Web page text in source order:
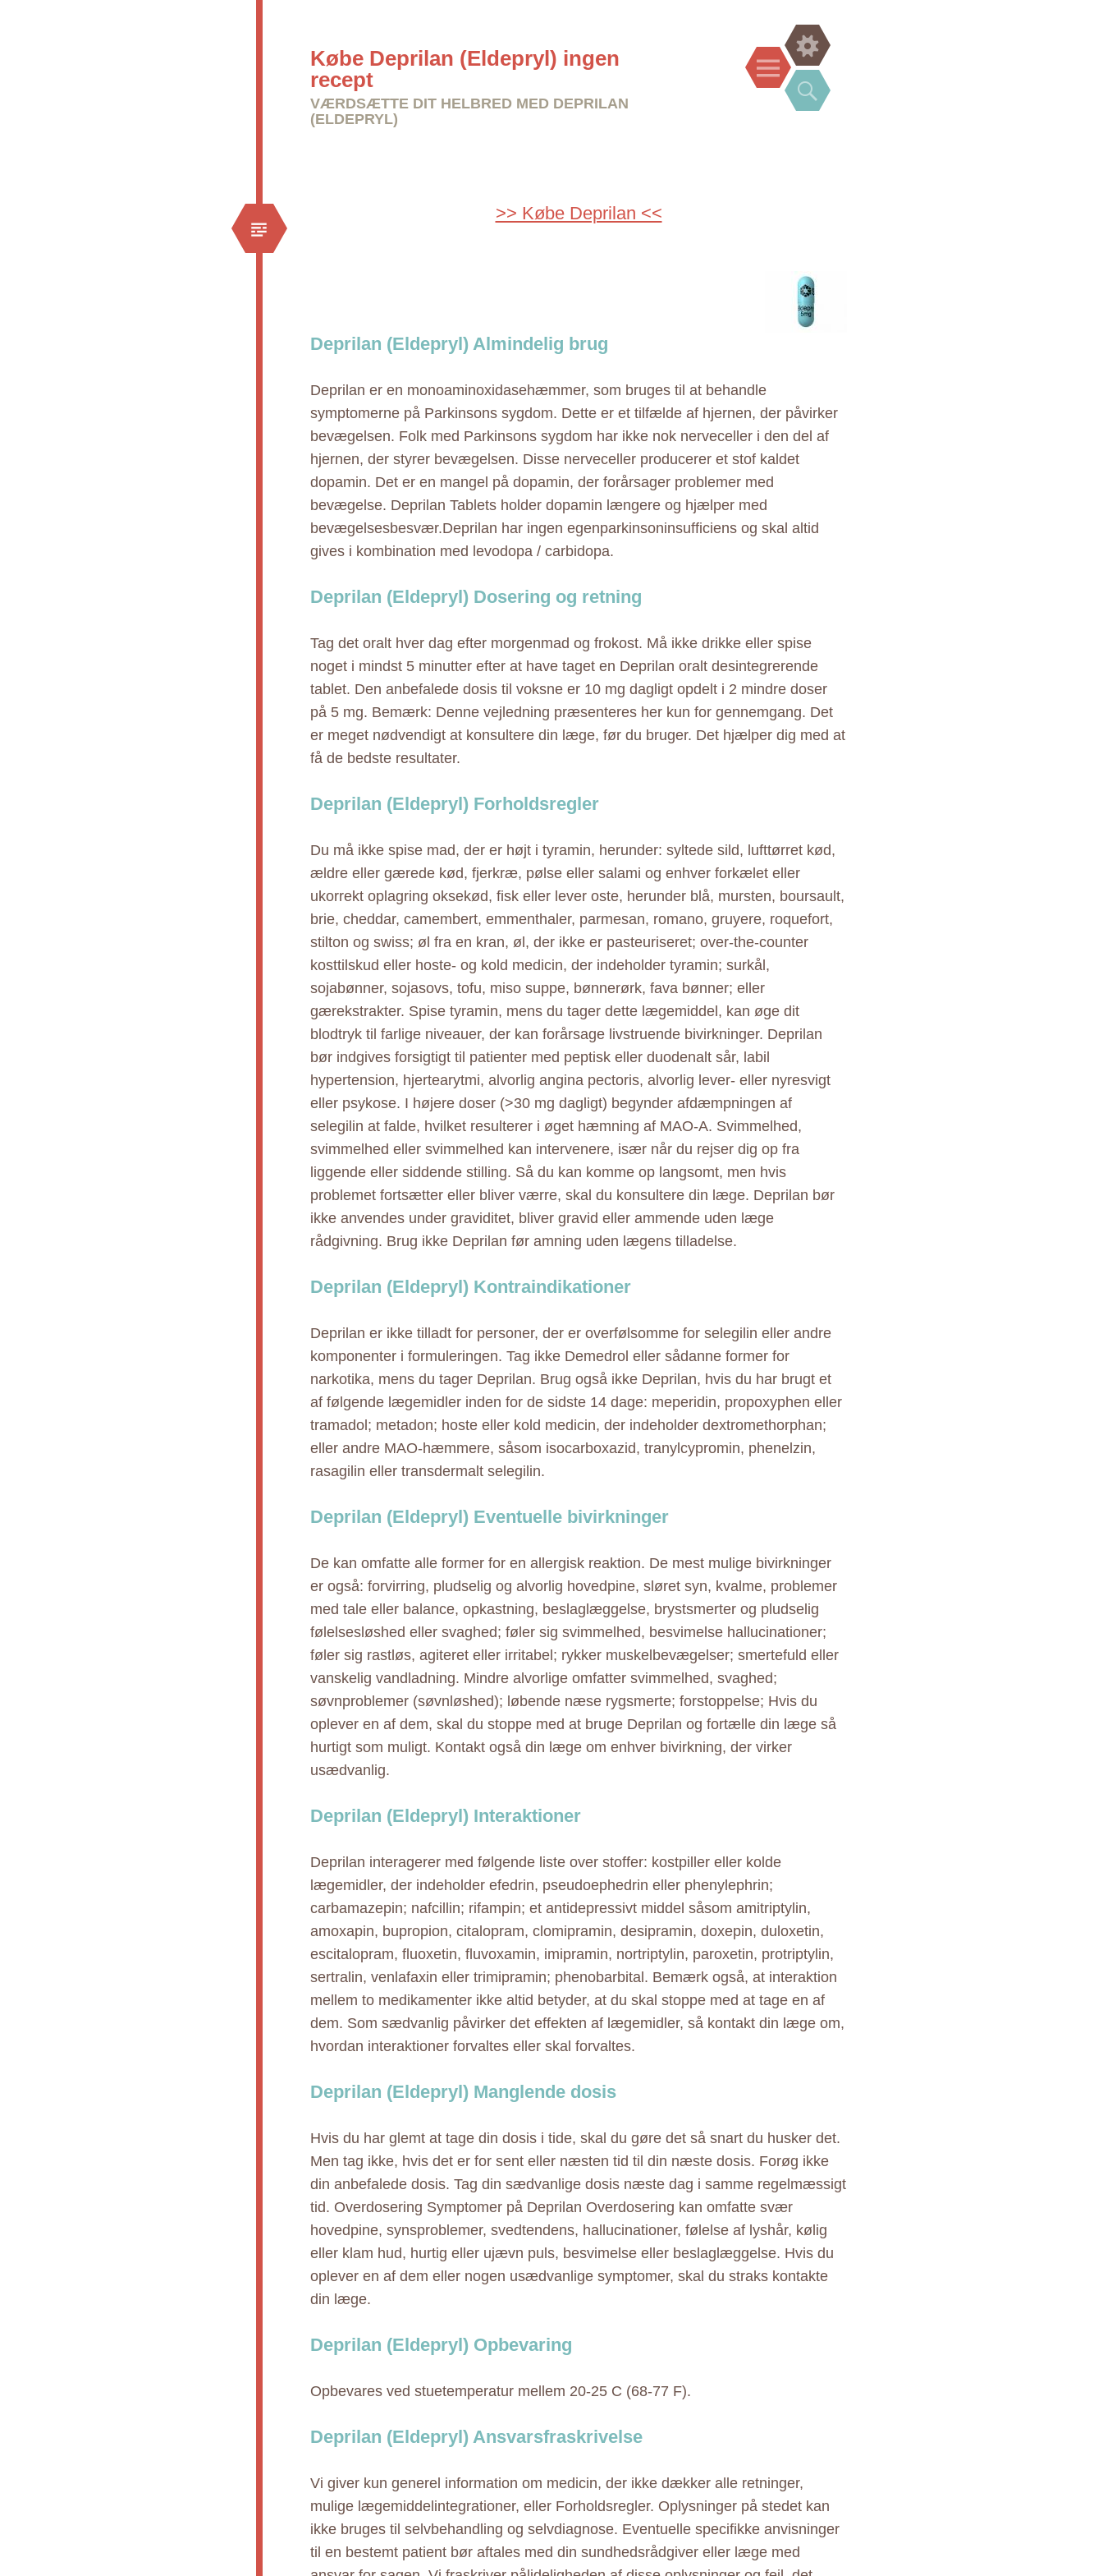
Købe Deprilan (Eldepryl) ingen
recept
VÆRDSÆTTE DIT HELBRED MED DEPRILAN
(ELDEPRYL)
Menu
Widgets
Search
>> Købe Deprilan <<
Deprilan (Eldepryl) Almindelig brug
Deprilan er en monoaminoxidasehæmmer, som bruges til at behandle
symptomerne på Parkinsons sygdom. Dette er et tilfælde af hjernen, der påvirker
bevægelsen. Folk med Parkinsons sygdom har ikke nok nerveceller i den del af
hjernen, der styrer bevægelsen. Disse nerveceller producerer et stof kaldet
dopamin. Det er en mangel på dopamin, der forårsager problemer med
bevægelse. Deprilan Tablets holder dopamin længere og hjælper med
bevægelsesbesvær.Deprilan har ingen egenparkinsoninsufficiens og skal altid
gives i kombination med levodopa / carbidopa.
Deprilan (Eldepryl) Dosering og retning
Tag det oralt hver dag efter morgenmad og frokost. Må ikke drikke eller spise
noget i mindst 5 minutter efter at have taget en Deprilan oralt desintegrerende
tablet. Den anbefalede dosis til voksne er 10 mg dagligt opdelt i 2 mindre doser
på 5 mg. Bemærk: Denne vejledning præsenteres her kun for gennemgang. Det
er meget nødvendigt at konsultere din læge, før du bruger. Det hjælper dig med at
få de bedste resultater.
Deprilan (Eldepryl) Forholdsregler
Du må ikke spise mad, der er højt i tyramin, herunder: syltede sild, lufttørret kød,
ældre eller gærede kød, fjerkræ, pølse eller salami og enhver forkælet eller
ukorrekt oplagring oksekød, fisk eller lever oste, herunder blå, mursten, boursault,
brie, cheddar, camembert, emmenthaler, parmesan, romano, gruyere, roquefort,
stilton og swiss; øl fra en kran, øl, der ikke er pasteuriseret; over-the-counter
kosttilskud eller hoste- og kold medicin, der indeholder tyramin; surkål,
sojabønner, sojasovs, tofu, miso suppe, bønnerørk, fava bønner; eller
gærekstrakter. Spise tyramin, mens du tager dette lægemiddel, kan øge dit
blodtryk til farlige niveauer, der kan forårsage livstruende bivirkninger. Deprilan
bør indgives forsigtigt til patienter med peptisk eller duodenalt sår, labil
hypertension, hjertearytmi, alvorlig angina pectoris, alvorlig lever- eller nyresvigt
eller psykose. I højere doser (>30 mg dagligt) begynder afdæmpningen af
selegilin at falde, hvilket resulterer i øget hæmning af MAO-A. Svimmelhed,
svimmelhed eller svimmelhed kan intervenere, især når du rejser dig op fra
liggende eller siddende stilling. Så du kan komme op langsomt, men hvis
problemet fortsætter eller bliver værre, skal du konsultere din læge. Deprilan bør
ikke anvendes under graviditet, bliver gravid eller ammende uden læge
rådgivning. Brug ikke Deprilan før amning uden lægens tilladelse.
Deprilan (Eldepryl) Kontraindikationer
Deprilan er ikke tilladt for personer, der er overfølsomme for selegilin eller andre
komponenter i formuleringen. Tag ikke Demedrol eller sådanne former for
narkotika, mens du tager Deprilan. Brug også ikke Deprilan, hvis du har brugt et
af følgende lægemidler inden for de sidste 14 dage: meperidin, propoxyphen eller
tramadol; metadon; hoste eller kold medicin, der indeholder dextromethorphan;
eller andre MAO-hæmmere, såsom isocarboxazid, tranylcypromin, phenelzin,
rasagilin eller transdermalt selegilin.
Deprilan (Eldepryl) Eventuelle bivirkninger
De kan omfatte alle former for en allergisk reaktion. De mest mulige bivirkninger
er også: forvirring, pludselig og alvorlig hovedpine, sløret syn, kvalme, problemer
med tale eller balance, opkastning, beslaglæggelse, brystsmerter og pludselig
følelsesløshed eller svaghed; føler sig svimmelhed, besvimelse hallucinationer;
føler sig rastløs, agiteret eller irritabel; rykker muskelbevægelser; smertefuld eller
vanskelig vandladning. Mindre alvorlige omfatter svimmelhed, svaghed;
søvnproblemer (søvnløshed); løbende næse rygsmerte; forstoppelse; Hvis du
oplever en af dem, skal du stoppe med at bruge Deprilan og fortælle din læge så
hurtigt som muligt. Kontakt også din læge om enhver bivirkning, der virker
usædvanlig.
Deprilan (Eldepryl) Interaktioner
Deprilan interagerer med følgende liste over stoffer: kostpiller eller kolde
lægemidler, der indeholder efedrin, pseudoephedrin eller phenylephrin;
carbamazepin; nafcillin; rifampin; et antidepressivt middel såsom amitriptylin,
amoxapin, bupropion, citalopram, clomipramin, desipramin, doxepin, duloxetin,
escitalopram, fluoxetin, fluvoxamin, imipramin, nortriptylin, paroxetin, protriptylin,
sertralin, venlafaxin eller trimipramin; phenobarbital. Bemærk også, at interaktion
mellem to medikamenter ikke altid betyder, at du skal stoppe med at tage en af
dem. Som sædvanlig påvirker det effekten af lægemidler, så kontakt din læge om,
hvordan interaktioner forvaltes eller skal forvaltes.
Deprilan (Eldepryl) Manglende dosis
Hvis du har glemt at tage din dosis i tide, skal du gøre det så snart du husker det.
Men tag ikke, hvis det er for sent eller næsten tid til din næste dosis. Forøg ikke
din anbefalede dosis. Tag din sædvanlige dosis næste dag i samme regelmæssigt
tid. Overdosering Symptomer på Deprilan Overdosering kan omfatte svær
hovedpine, synsproblemer, svedtendens, hallucinationer, følelse af lyshår, kølig
eller klam hud, hurtig eller ujævn puls, besvimelse eller beslaglæggelse. Hvis du
oplever en af dem eller nogen usædvanlige symptomer, skal du straks kontakte
din læge.
Deprilan (Eldepryl) Opbevaring
Opbevares ved stuetemperatur mellem 20-25 C (68-77 F).
Deprilan (Eldepryl) Ansvarsfraskrivelse
Vi giver kun generel information om medicin, der ikke dækker alle retninger,
mulige lægemiddelintegrationer, eller Forholdsregler. Oplysninger på stedet kan
ikke bruges til selvbehandling og selvdiagnose. Eventuelle specifikke anvisninger
til en bestemt patient bør aftales med din sundhedsrådgiver eller læge med